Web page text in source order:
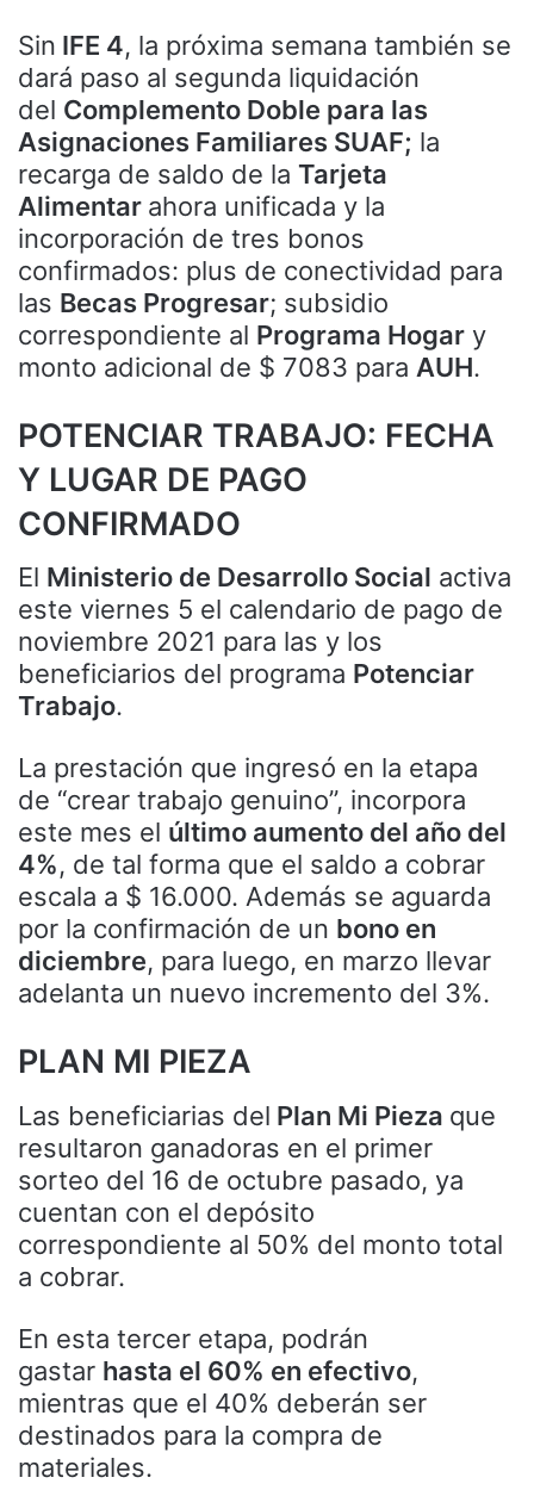
Sin IFE 4, la próxima semana también se
dará paso al segunda liquidación
del Complemento Doble para las
Asignaciones Familiares SUAF; la
recarga de saldo de la Tarjeta
Alimentar ahora unificada y la
incorporación de tres bonos
confirmados: plus de conectividad para
las Becas Progresar; subsidio
correspondiente al Programa Hogar y
monto adicional de $ 7083 para AUH.
POTENCIAR TRABAJO: FECHA
Y LUGAR DE PAGO
CONFIRMADO
El Ministerio de Desarrollo Social activa
este viernes 5 el calendario de pago de
noviembre 2021 para las y los
beneficiarios del programa Potenciar
Trabajo.
La prestación que ingresó en la etapa
de “crear trabajo genuino”, incorpora
este mes el último aumento del año del
4%, de tal forma que el saldo a cobrar
escala a $ 16.000. Además se aguarda
por la confirmación de un bono en
diciembre, para luego, en marzo llevar
adelanta un nuevo incremento del 3%.
PLAN MI PIEZA
Las beneficiarias del Plan Mi Pieza que
resultaron ganadoras en el primer
sorteo del 16 de octubre pasado, ya
cuentan con el depósito
correspondiente al 50% del monto total
a cobrar.
En esta tercer etapa, podrán
gastar hasta el 60% en efectivo,
mientras que el 40% deberán ser
destinados para la compra de
materiales.